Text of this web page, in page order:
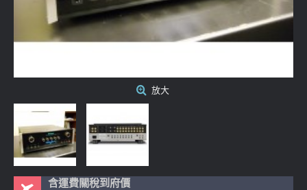
放大
含運費關稅到府價